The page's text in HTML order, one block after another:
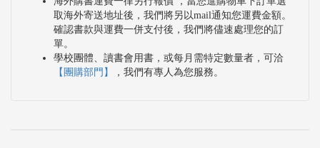
取海外寄送地址後，我們將另以mail通知您運費金額。
確認書款與運費一併支付後，我們將儘速處理您的訂
單。
學校團體、讀書會用書，或每月需特定數量者，可洽
【團購部門】
，我們有專人為您服務。